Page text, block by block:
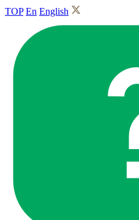
TOP En English